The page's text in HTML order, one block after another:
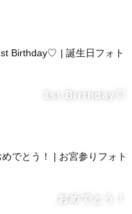
てしまうような写真
1st Birthday♡
おめでとう！